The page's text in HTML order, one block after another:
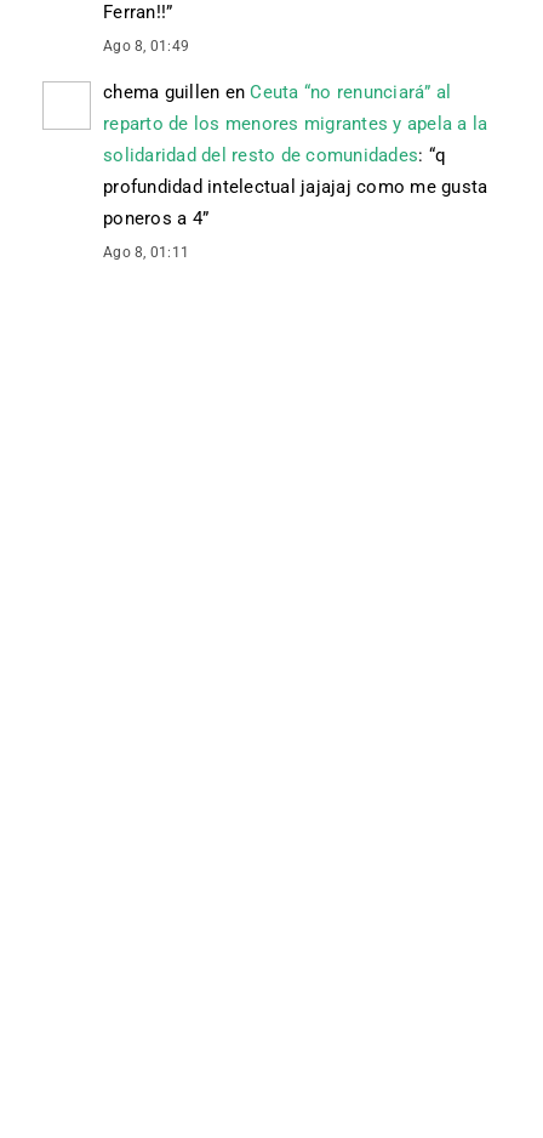
Ferran!!”
Ago 8, 01:49
chema guillen enCeuta “no renunciará” al
reparto de los menores migrantes y apela a la
solidaridad del resto de comunidades: “q
profundidad intelectual jajajaj como me gusta
poneros a 4”
Ago 8, 01:11